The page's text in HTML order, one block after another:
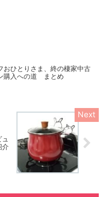
おひとりさま、終の棲家中古
購入への道 まとめ
ュ
介